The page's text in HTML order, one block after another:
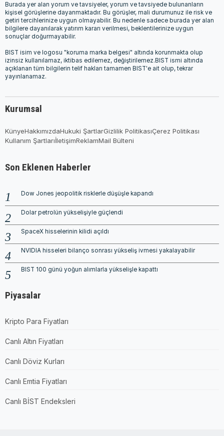
Burada yer alan yorum ve tavsiyeler, yorum ve tavsiyede bulunanların
kişisel görüşlerine dayanmaktadır. Bu görüşler, mali durumunuz ile risk ve
getiri tercihlerinize uygun olmayabilir. Bu nedenle sadece burada yer alan
bilgilere dayanılarak yatırım kararı verilmesi, beklentilerinize uygun
sonuçlar doğurmayabilir.
BIST isim ve logosu "koruma marka belgesi" altında korunmakta olup
izinsiz kullanılamaz, iktibas edilemez, değiştirilemez.BIST ismi altında
açıklanan tüm bilgilerin telif hakları tamamen BIST'e ait olup, tekrar
yayınlanamaz.
Kurumsal
KünyeHakkımızdaHukuki ŞartlarGizlilik PolitikasıÇerez Politikası
Kullanım ŞartlarıİletişimReklamMail Bülteni
Son Eklenen Haberler
Dow Jones jeopolitik risklerle düşüşle kapandı
Dolar petrolün yükselişiyle güçlendi
SpaceX hisselerinin kilidi açıldı
NVIDIA hisseleri bilanço sonrası yükseliş ivmesi yakalayabilir
BIST 100 günü yoğun alımlarla yükselişle kapattı
Piyasalar
Kripto Para Fiyatları
Canlı Altın Fiyatları
Canlı Döviz Kurları
Canlı Emtia Fiyatları
Canlı BİST Endeksleri